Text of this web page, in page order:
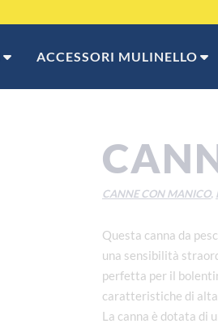
ACCESSORI MULINELLO
CANNE CON MANICO,
Questa canna da
una sensibilità
perfetta per il
caratteristiche di alta
La canna è dotata di